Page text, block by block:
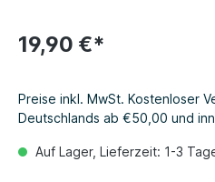
19,90 €*
Preise inkl. MwSt. Kostenloser
Deutschlands ab €50,00 und
Auf Lager, Lieferzeit: 1-3